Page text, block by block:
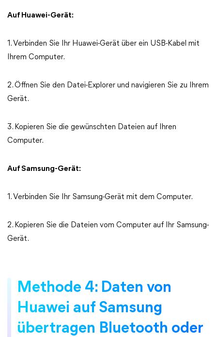
Auf Huawei-Gerät:
1. Verbinden Sie Ihr Huawei-Gerät über ein USB-Kabel mit
Ihrem Computer.
2. Öffnen Sie den Datei-Explorer und navigieren Sie zu Ihrem
Gerät.
3. Kopieren Sie die gewünschten Dateien auf Ihren
Computer.
Auf Samsung-Gerät:
1. Verbinden Sie Ihr Samsung-Gerät mit dem Computer.
2. Kopieren Sie die Dateien vom Computer auf Ihr Samsung-
Gerät.
Methode 4: Daten von
Huawei auf Samsung
übertragen Bluetooth oder